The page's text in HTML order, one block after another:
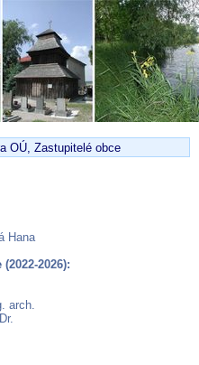
OÚ, Zastupitelé obce
Hana
2026):
arch.